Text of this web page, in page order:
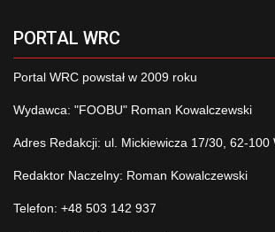
PORTAL WRC
Portal WRC powstał w 2009 roku
Wydawca: "FOOBU" Roman Kowalczewski
Adres Redakcji: ul. Mickiewicza 17/30, 62-100
Redaktor Naczelny: Roman Kowalczewski
Telefon: +48 503 142 937